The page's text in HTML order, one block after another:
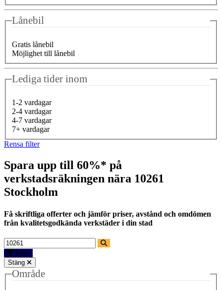
Lånebil
Gratis lånebil
Möjlighet till lånebil
Lediga tider inom
1-2 vardagar
2-4 vardagar
4-7 vardagar
7+ vardagar
Rensa filter
Spara upp till 60%* på
verkstadsräkningen nära 10261
Stockholm
Få skriftliga offerter och jämför priser, avstånd och omdömen
från kvalitetsgodkända verkstäder i din stad
Filter
Stäng
Område